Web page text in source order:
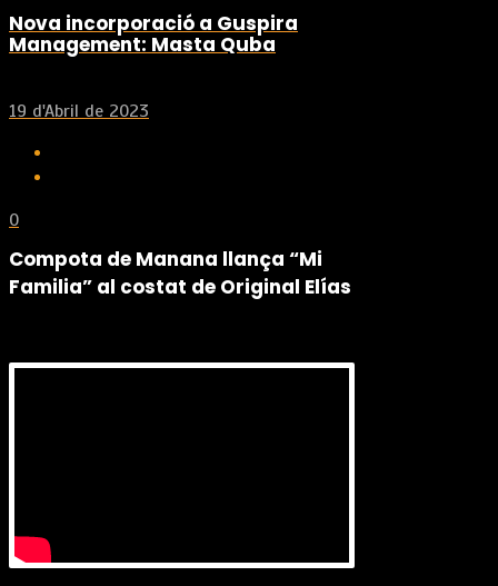
Nova incorporació a Guspira
Management: Masta Quba
19 d'Abril de 2023
0
Compota de Manana llança “Mi
Familia” al costat de Original Elías